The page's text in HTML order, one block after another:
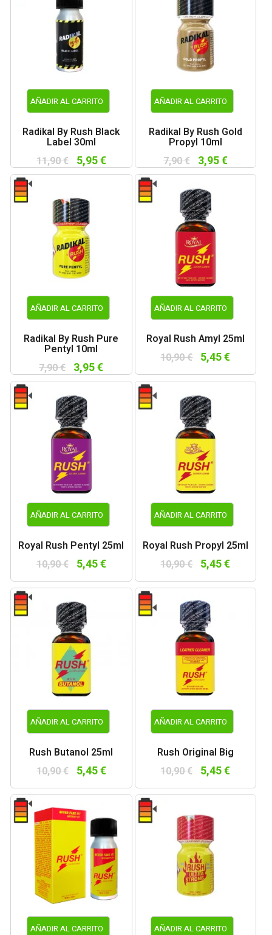
AÑADIR AL CARRITO
Radikal By Rush Black
Label 30ml
11,90 € 5,95 €
AÑADIR AL CARRITO
Radikal By Rush Gold
Propyl 10ml
7,90 € 3,95 €
AÑADIR AL CARRITO
Radikal By Rush Pure
Pentyl 10ml
7,90 € 3,95 €
AÑADIR AL CARRITO
Royal Rush Amyl 25ml
10,90 € 5,45 €
AÑADIR AL CARRITO
Royal Rush Pentyl 25ml
10,90 € 5,45 €
AÑADIR AL CARRITO
Royal Rush Propyl 25ml
10,90 € 5,45 €
AÑADIR AL CARRITO
Rush Butanol 25ml
10,90 € 5,45 €
AÑADIR AL CARRITO
Rush Original Big
10,90 € 5,45 €
AÑADIR AL CARRITO AÑADIR AL CARRITO